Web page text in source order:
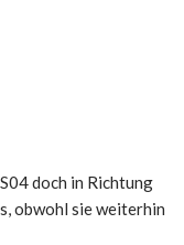
doch in Richtung
obwohl sie weiterhin